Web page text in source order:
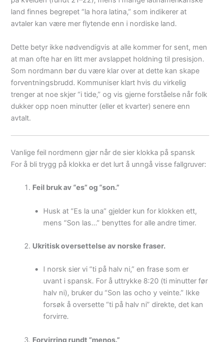
land finnes begrepet “la hora latina,” som indikerer at
avtaler kan være mer flytende enn i nordiske land.
Dette betyr ikke nødvendigvis at alle kommer for sent, men
at man ofte har en litt mer avslappet holdning til presisjon.
Som nordmann bør du være klar over at dette kan skape
forventningsbrudd. Kommuniser klart hvis du virkelig
trenger at noe skjer “i tide,” og vis gjerne forståelse når folk
dukker opp noen minutter (eller et kvarter) senere enn
avtalt.
Vanlige feil nordmenn gjør når de sier klokka på spansk
For å bli trygg på klokka er det lurt å unngå visse fallgruver:
Feil bruk av “es” og “son.”
Husk at “Es la una” gjelder kun for klokken ett,
mens “Son las…” benyttes for alle andre timer.
Ukritisk oversettelse av norske fraser.
I norsk sier vi “ti på halv ni,” en frase som er
uvant i spansk. For å uttrykke 8:20 (ti minutter før
halv ni), bruker du “Son las ocho y veinte.” Ikke
forsøk å oversette “ti på halv ni” direkte, det kan
forvirre.
Forvirring rundt “menos.”